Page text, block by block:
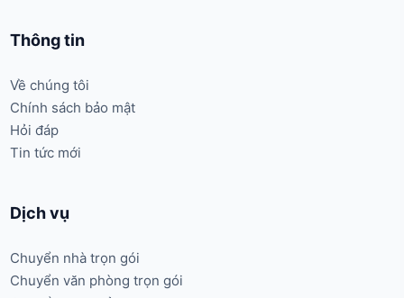
Thông tin
Về chúng tôi
Chính sách bảo mật
Hỏi đáp
Tin tức mới
Dịch vụ
Chuyển nhà trọn gói
Chuyển văn phòng trọn gói